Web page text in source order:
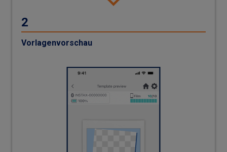
Vorlagenvorschau